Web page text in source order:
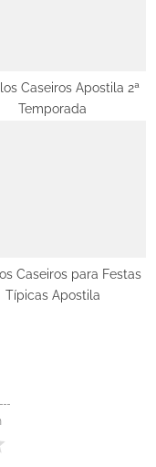
Caseiros Apostila 2ª
Temporada
Caseiros para Festas
Típicas Apostila